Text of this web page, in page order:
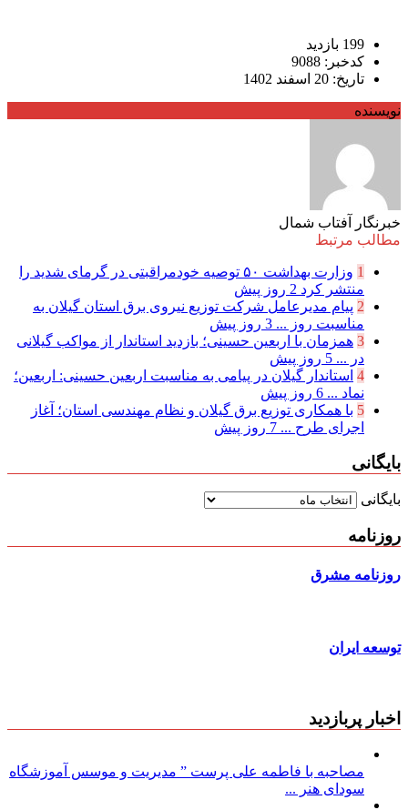
199 بازدید
کدخبر: 9088
تاریخ: 20 اسفند 1402
نویسنده
خبرنگار آفتاب شمال
مطالب مرتبط
1
وزارت بهداشت ۵۰ توصیه خودمراقبتی در گرمای شدید را
منتشر کرد 2 روز پیش
2 پیام مدیرعامل شركت توزیع نیروی برق استان گیلان به
مناسبت روز ... 3 روز پیش
3 همزمان با اربعین حسینی؛ بازدید استاندار از مواکب گیلانی
در ... 5 روز پیش
4 استاندار گیلان در پیامی به مناسبت اربعین حسینی: اربعین؛
نماد ... 6 روز پیش
5 با همکاری توزیع برق گیلان و نظام مهندسی استان؛ آغاز
اجرای طرح ... 7 روز پیش
بایگانی
بایگانی
روزنامه
روزنامه مشرق
توسعه ایران
اخبار پربازدید
مصاحبه با فاطمه علی پرست ” مدیریت و موسس آموزشگاه
سودای هنر ...